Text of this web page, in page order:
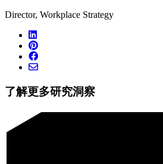
Director, Workplace Strategy
了解更多研究洞察